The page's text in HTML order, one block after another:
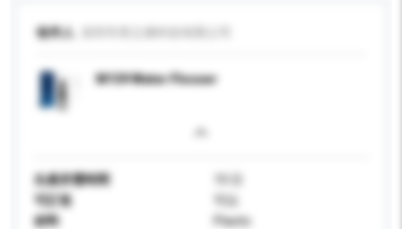
收件人
M139 Water Flosser
生產所需時間
可訂造
可以
材料
Plastic